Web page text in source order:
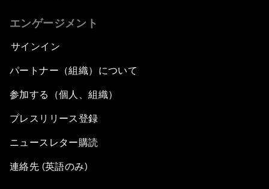
エンゲージメント
サインイン
パートナー（組織）について
参加する（個人、組織）
プレスリリース登録
ニュースレター購読
連絡先 (英語のみ)